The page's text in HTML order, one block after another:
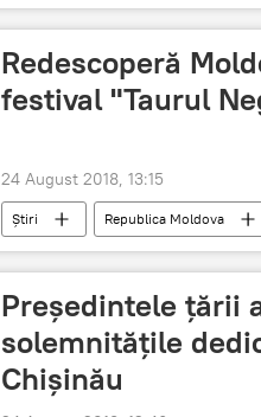
Cristina Lesnic
mașini cu
Redescoperă
festival "Taurul
24 August 2018, 13:15
Știri Republica Moldova
Podcasturi
Moldova
Președintele țării
solemnitățile
Chișinău